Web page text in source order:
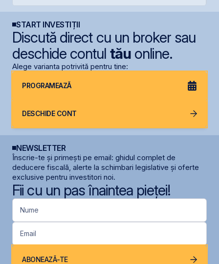
START INVESTIȚII
Discută direct cu un broker sau
deschide contul tăuonline.
Alege varianta potrivită pentru tine:
PROGRAMEAZĂ
DESCHIDE CONT
NEWSLETTER
Înscrie-te și primești pe email: ghidul complet de
deducere fiscală, alerte la schimbari legislative și oferte
exclusive pentru investitori noi.
Fii cu un pas înaintea pieței!
Nume
Email
ABONEAZĂ-TE